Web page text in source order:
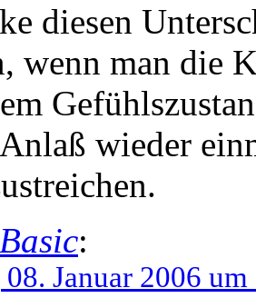
diesen
wenn man die
wieder
:
08. Januar 2006